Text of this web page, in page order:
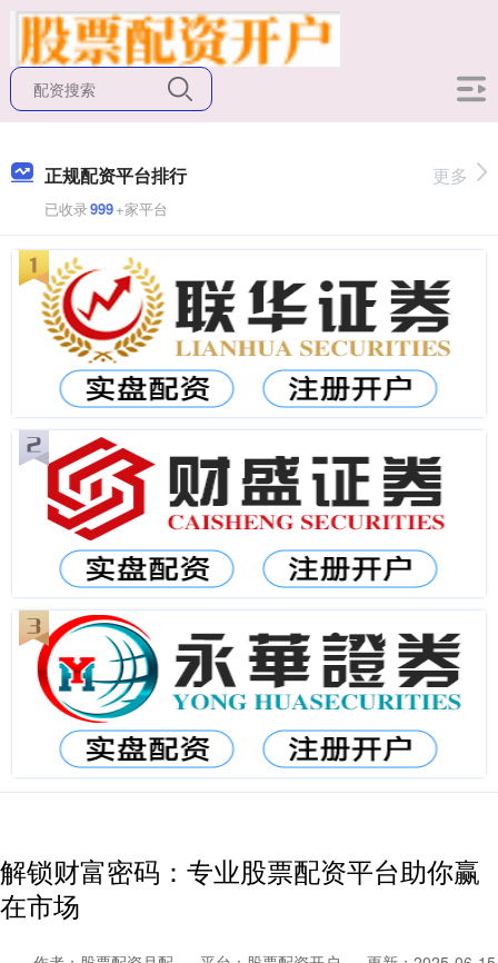
正规配资平台排行
已收录999+家平台
更多
解锁财富密码：专业股票配资平台助你赢
在市场